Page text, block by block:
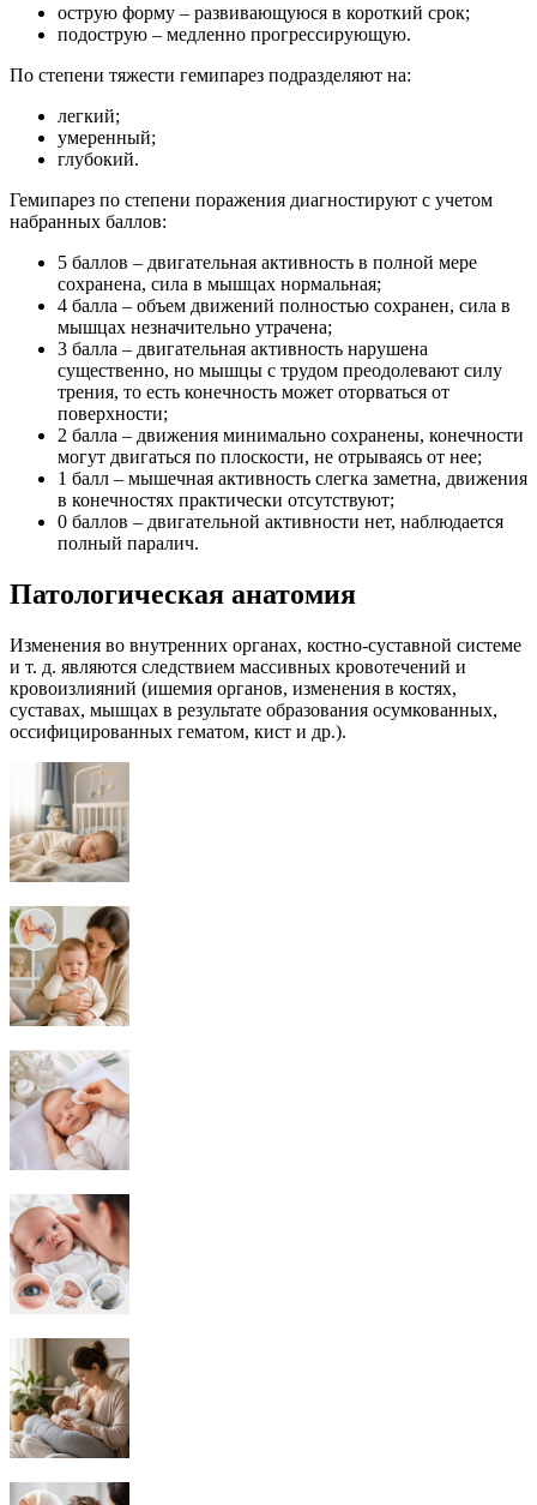
острую форму – развивающуюся в короткий срок;
подострую – медленно прогрессирующую.
По степени тяжести гемипарез подразделяют на:
легкий;
умеренный;
глубокий.
Гемипарез по степени поражения диагностируют с учетом
набранных баллов:
5 баллов – двигательная активность в полной мере
сохранена, сила в мышцах нормальная;
4 балла – объем движений полностью сохранен, сила в
мышцах незначительно утрачена;
3 балла – двигательная активность нарушена
существенно, но мышцы с трудом преодолевают силу
трения, то есть конечность может оторваться от
поверхности;
2 балла – движения минимально сохранены, конечности
могут двигаться по плоскости, не отрываясь от нее;
1 балл – мышечная активность слегка заметна, движения
в конечностях практически отсутствуют;
0 баллов – двигательной активности нет, наблюдается
полный паралич.
Патологическая анатомия
Изменения во внутренних органах, костно-суставной системе
и т. д. являются следствием массивных кровотечений и
кровоизлияний (ишемия органов, изменения в костях,
суставах, мышцах в результате образования осумкованных,
оссифицированных гематом, кист и др.).